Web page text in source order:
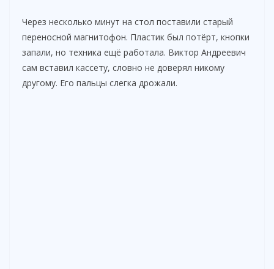
Через несколько минут на стол поставили старый
переносной магнитофон. Пластик был потёрт, кнопки
запали, но техника ещё работала. Виктор Андреевич
сам вставил кассету, словно не доверял никому
другому. Его пальцы слегка дрожали.